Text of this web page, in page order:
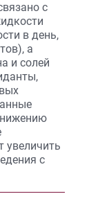
с
в день,
а
и солей
увеличить
с